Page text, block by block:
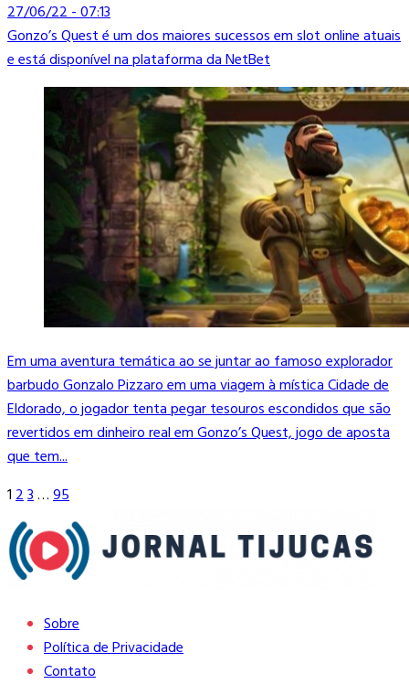
27/06/22 - 07:13
Gonzo’s Quest é um dos maiores sucessos em slot online atuais
e está disponível na plataforma da NetBet
Em uma aventura temática ao se juntar ao famoso explorador
barbudo Gonzalo Pizzaro em uma viagem à mística Cidade de
Eldorado, o jogador tenta pegar tesouros escondidos que são
revertidos em dinheiro real em Gonzo’s Quest, jogo de aposta
que tem...
123…95
Sobre
Política de Privacidade
Contato